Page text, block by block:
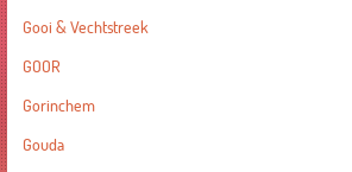
Gooi & Vechtstreek
GOOR
Gorinchem
Gouda